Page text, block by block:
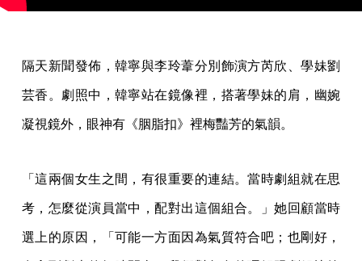
隔天新聞發佈，韓寧與李玲葦分別飾演方芮欣、學妹劉
芸香。劇照中，韓寧站在鏡像裡，搭著學妹的肩，幽婉
凝視鏡外，眼神有《胭脂扣》裡梅豔芳的氣韻。
「這兩個女生之間，有很重要的連結。當時劇組就在思
考，怎麼從演員當中，配對出這個組合。」她回顧當時
選上的原因，「可能一方面因為氣質符合吧；也剛好，